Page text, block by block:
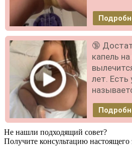
🔞
капель
лет.
Не нашли подходящий совет?
Получите консультацию настоящего